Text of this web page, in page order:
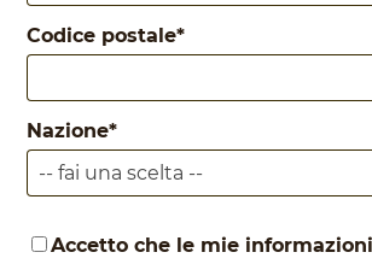
Codice postale*
Nazione*
Accetto che le mie